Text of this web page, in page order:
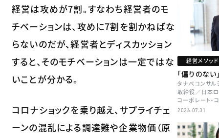
経営は攻めが7割。すなわち経営者のモ
チベーションは、攻めに7割を割かねばな
らないのだが、経営者とディスカッション
すると、そのモチベーションは一定ではな
いことが分かる。
コロナショックを乗り越え、サプライチェ
ーンの混乱による調達難や企業物価（原
経営メソッド
「偏りのな
タナベコンサル
取締役／日本
コーポレート・
本部長／キャリ
2026.07.31